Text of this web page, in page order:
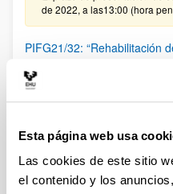
Esta página web usa
Las cookies de este sitio
el contenido y los
de 2022, a las13:00 (hora
PIFG21/32: “Rehabilitación
PIFG21/30: “Advanced PHY/
Communications in Industry"
Plazo de presentación
Se ha publicado la